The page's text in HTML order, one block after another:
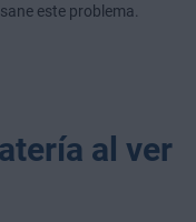
este problema.
al ver